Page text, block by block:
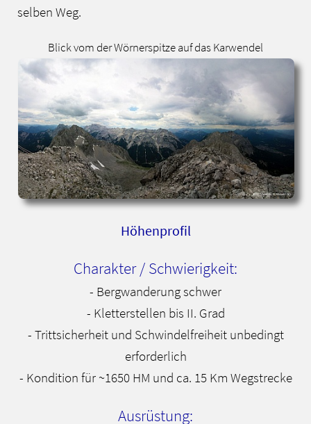
selben Weg.
Blick vom der Wörnerspitze auf das Karwendel
Höhenprofil
Charakter / Schwierigkeit:
- Bergwanderung schwer
- Kletterstellen bis II. Grad
- Trittsicherheit und Schwindelfreiheit unbedingt
erforderlich
- Kondition für ~1650 HM und ca. 15 Km Wegstrecke
Ausrüstung: